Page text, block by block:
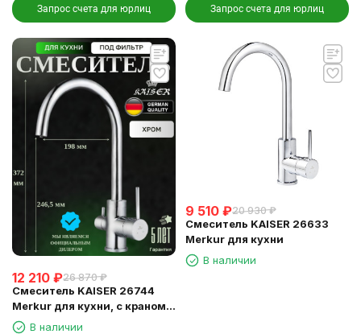
Запрос счета для юрлиц Запрос счета для юрлиц
12 210 ₽26 870 ₽
Смеситель KAISER 26744
Merkur для кухни, с краном
для питьевой воды, хром
В наличии
9 510 ₽20 930 ₽
Смеситель KAISER 26633
Merkur для кухни
В наличии